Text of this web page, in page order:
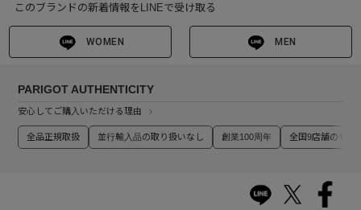
このブランドの新着情報をLINEで受け取る
WOMEN MEN
PARIGOT AUTHENTICITY
安心してご購入いただける理由
全品正規取扱 並行輸入品の取り扱いなし 創業100周年 全国9店舗のセレ